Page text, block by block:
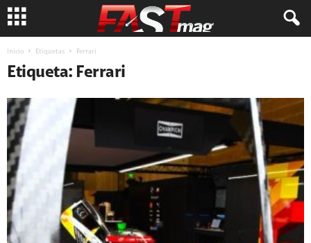
Inicio Etiquetas Ferrari
Etiqueta: Ferrari